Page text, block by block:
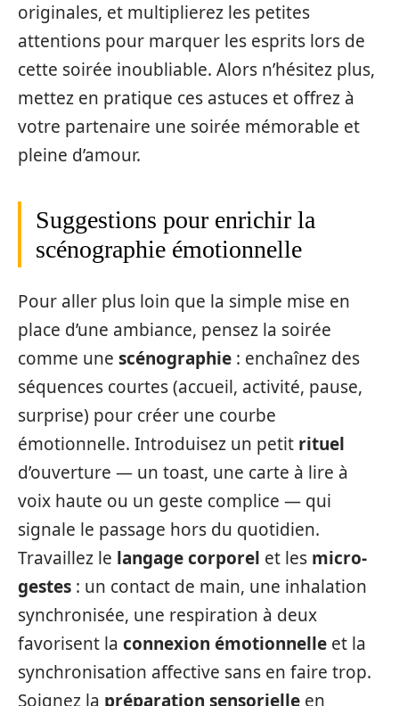
originales, et multiplierez les petites
attentions pour marquer les esprits lors de
cette soirée inoubliable. Alors n’hésitez plus,
mettez en pratique ces astuces et offrez à
votre partenaire une soirée mémorable et
pleine d’amour.
Suggestions pour enrichir la
scénographie émotionnelle
Pour aller plus loin que la simple mise en
place d’une ambiance, pensez la soirée
comme une scénographie : enchaînez des
séquences courtes (accueil, activité, pause,
surprise) pour créer une courbe
émotionnelle. Introduisez un petit rituel
d’ouverture — un toast, une carte à lire à
voix haute ou un geste complice — qui
signale le passage hors du quotidien.
Travaillez le langage corporel et les micro-
gestes : un contact de main, une inhalation
synchronisée, une respiration à deux
favorisent la connexion émotionnelle et la
synchronisation affective sans en faire trop.
Soignez la préparation sensorielle en